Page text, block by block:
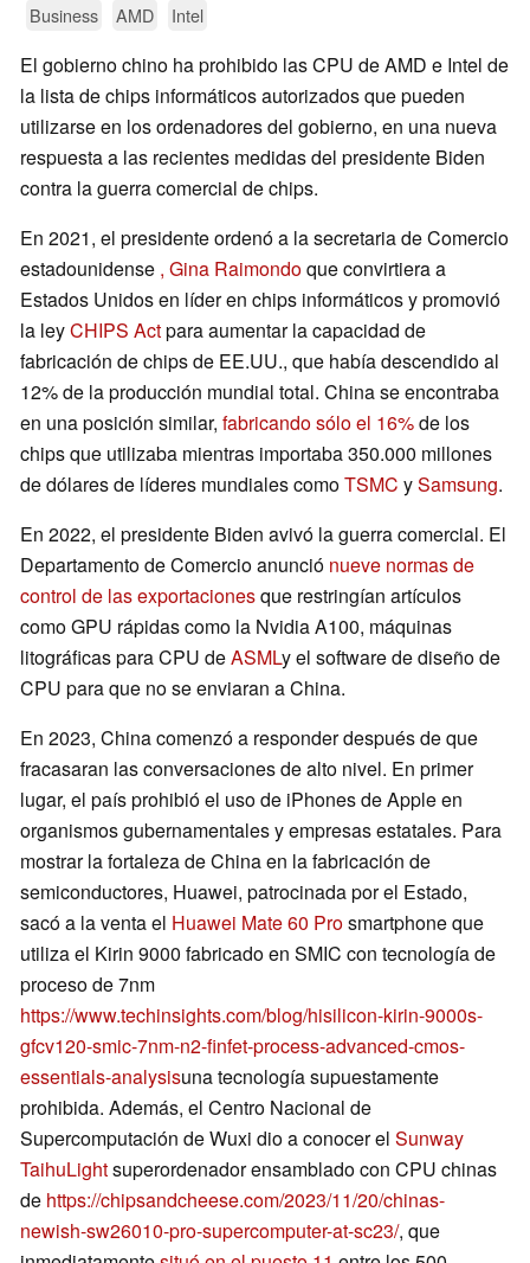
Business AMD Intel
El gobierno chino ha prohibido las CPU de AMD e Intel de
la lista de chips informáticos autorizados que pueden
utilizarse en los ordenadores del gobierno, en una nueva
respuesta a las recientes medidas del presidente Biden
contra la guerra comercial de chips.
En 2021, el presidente ordenó a la secretaria de Comercio
estadounidense , Gina Raimondoque convirtiera a
Estados Unidos en líder en chips informáticos y promovió
la leyCHIPS Actpara aumentar la capacidad de
fabricación de chips de EE.UU., que había descendido al
12% de la producción mundial total. China se encontraba
en una posición similar, fabricando sólo el 16%de los
chips que utilizaba mientras importaba 350.000 millones
de dólares de líderes mundiales comoTSMC ySamsung.
En 2022, el presidente Biden avivó la guerra comercial. El
Departamento de Comercio anunció nueve normas de
control de las exportacionesque restringían artículos
como GPU rápidas como la Nvidia A100, máquinas
litográficas para CPU deASMLy el software de diseño de
CPU para que no se enviaran a China.
En 2023, China comenzó a responder después de que
fracasaran las conversaciones de alto nivel. En primer
lugar, el país prohibió el uso de iPhones de Apple en
organismos gubernamentales y empresas estatales. Para
mostrar la fortaleza de China en la fabricación de
semiconductores, Huawei, patrocinada por el Estado,
sacó a la venta el Huawei Mate 60 Prosmartphone que
utiliza el Kirin 9000 fabricado en SMIC con tecnología de
proceso de 7nm
https://www.techinsights.com/blog/hisilicon-kirin-9000s-
gfcv120-smic-7nm-n2-finfet-process-advanced-cmos-
essentials-analysisuna tecnología supuestamente
prohibida. Además, el Centro Nacional de
Supercomputación de Wuxi dio a conocer el Sunway
TaihuLightsuperordenador ensamblado con CPU chinas
de https://chipsandcheese.com/2023/11/20/chinas-
newish-sw26010-pro-supercomputer-at-sc23/, que